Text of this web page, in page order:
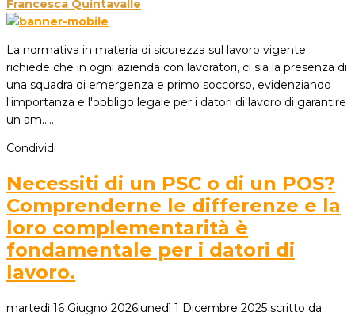
Francesca Quintavalle
La normativa in materia di sicurezza sul lavoro vigente
richiede che in ogni azienda con lavoratori, ci sia la presenza di
una squadra di emergenza e primo soccorso, evidenziando
l'importanza e l'obbligo legale per i datori di lavoro di garantire
un am...…
Condividi
Necessiti di un PSC o di un POS?
Comprenderne le differenze e la
loro complementarità è
fondamentale per i datori di
lavoro.
martedì 16 Giugno 2026lunedì 1 Dicembre 2025 scritto da